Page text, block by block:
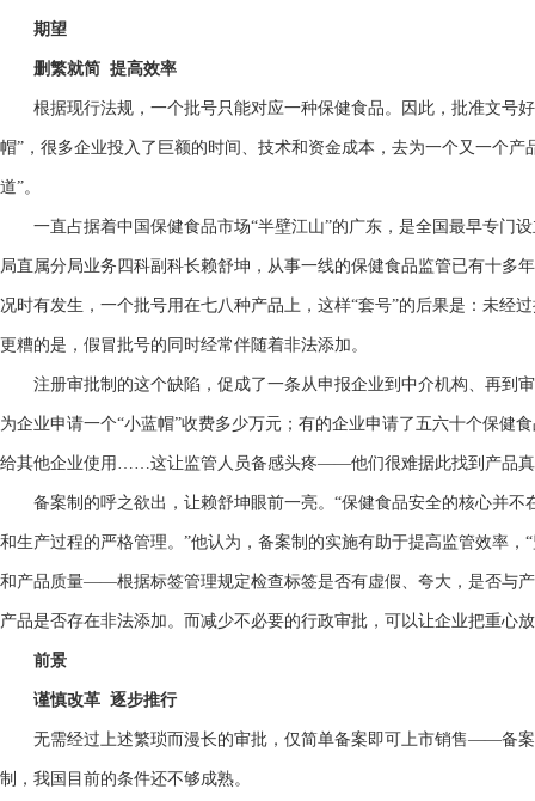
期望
删繁就简 提高效率
根据现行法规，一个批号只能对应一种保健食品。因此，批准文号好
帽”，很多企业投入了巨额的时间、技术和资金成本，去为一个又一个
道”。
一直占据着中国保健食品市场“半壁江山”的广东，是全国最早专门
局直属分局业务四科副科长赖舒坤，从事一线的保健食品监管已有十多
况时有发生，一个批号用在七八种产品上，这样“套号”的后果是：未经
更糟的是，假冒批号的同时经常伴随着非法添加。
注册审批制的这个缺陷，促成了一条从申报企业到中介机构、再到
为企业申请一个“小蓝帽”收费多少万元；有的企业申请了五六十个保健
给其他企业使用……这让监管人员备感头疼——他们很难据此找到产品真
备案制的呼之欲出，让赖舒坤眼前一亮。“保健食品安全的核心并不
和生产过程的严格管理。”他认为，备案制的实施有助于提高监管效率
和产品质量——根据标签管理规定检查标签是否有虚假、夸大，是否与
产品是否存在非法添加。而减少不必要的行政审批，可以让企业把重心
前景
谨慎改革 逐步推行
无需经过上述繁琐而漫长的审批，仅简单备案即可上市销售——备案
制，我国目前的条件还不够成熟。